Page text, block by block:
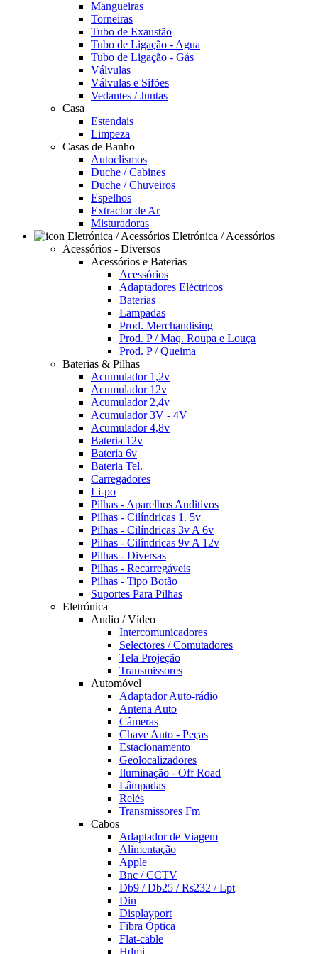
Mangueiras
Torneiras
Tubo de Exaustão
Tubo de Ligação - Agua
Tubo de Ligação - Gás
Válvulas
Válvulas e Sifões
Vedantes / Juntas
Casa
Estendais
Limpeza
Casas de Banho
Autoclismos
Duche / Cabines
Duche / Chuveiros
Espelhos
Extractor de Ar
Misturadoras
Eletrónica / Acessórios
Acessórios - Diversos
Acessórios e Baterias
Acessórios
Adaptadores Eléctricos
Baterias
Lampadas
Prod. Merchandising
Prod. P / Maq. Roupa e Louça
Prod. P / Queima
Baterias & Pilhas
Acumulador 1,2v
Acumulador 12v
Acumulador 2,4v
Acumulador 3V - 4V
Acumulador 4,8v
Bateria 12v
Bateria 6v
Bateria Tel.
Carregadores
Li-po
Pilhas - Aparelhos Auditivos
Pilhas - Cilíndricas 1. 5v
Pilhas - Cilíndricas 3v A 6v
Pilhas - Cilíndricas 9v A 12v
Pilhas - Diversas
Pilhas - Recarregáveis
Pilhas - Tipo Botão
Suportes Para Pilhas
Eletrónica
Audio / Vídeo
Intercomunicadores
Selectores / Comutadores
Tela Projeção
Transmissores
Automóvel
Adaptador Auto-rádio
Antena Auto
Câmeras
Chave Auto - Peças
Estacionamento
Geolocalizadores
Iluminação - Off Road
Lâmpadas
Relés
Transmissores Fm
Cabos
Adaptador de Viagem
Alimentação
Apple
Bnc / CCTV
Db9 / Db25 / Rs232 / Lpt
Din
Displayport
Fibra Óptica
Flat-cable
Hdmi